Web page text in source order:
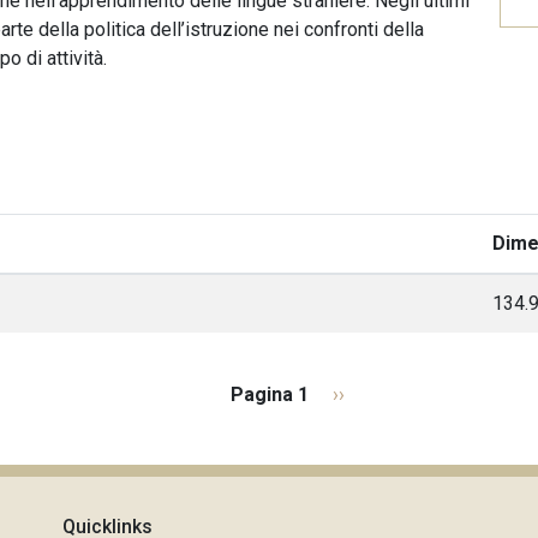
della politica dell’istruzione nei confronti della
di attività.
Pagina 1
P
i
››
Quicklinks